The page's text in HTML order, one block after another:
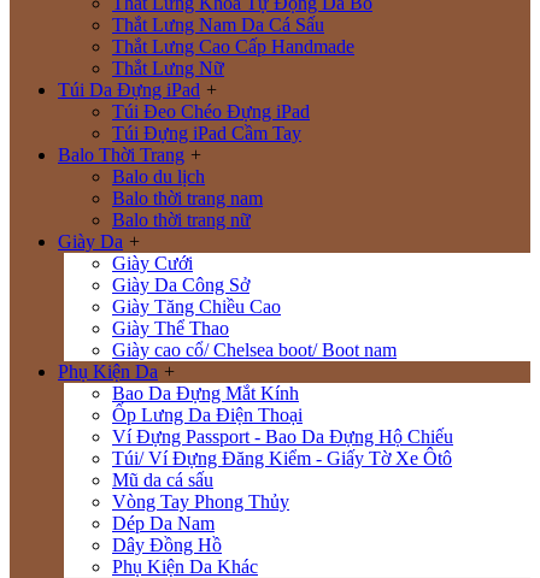
Thắt Lưng Nam Da Cá Sấu
Thắt Lưng Cao Cấp Handmade
Thắt Lưng Nữ
Túi Da Đựng iPad +
Túi Đeo Chéo Đựng iPad
Túi Đựng iPad Cầm Tay
Balo Thời Trang +
Balo du lịch
Balo thời trang nam
Balo thời trang nữ
Giày Da +
Giày Cưới
Giày Da Công Sở
Giày Tăng Chiều Cao
Giày Thể Thao
Giày cao cổ/ Chelsea boot/ Boot nam
Phụ Kiện Da +
Bao Da Đựng Mắt Kính
Ốp Lưng Da Điện Thoại
Ví Đựng Passport - Bao Da Đựng Hộ Chiếu
Túi/ Ví Đựng Đăng Kiểm - Giấy Tờ Xe Ôtô
Mũ da cá sấu
Vòng Tay Phong Thủy
Dép Da Nam
Dây Đồng Hồ
Phụ Kiện Da Khác